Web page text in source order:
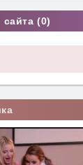
(0)